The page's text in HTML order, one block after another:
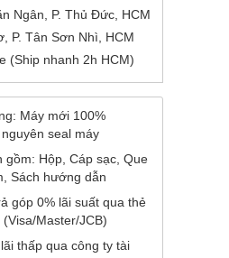
Ngân, P. Thủ Đức, HCM
P. Tân Sơn Nhì, HCM
(Ship nhanh 2h HCM)
Máy mới 100%
seal máy
gồm: Hộp, Cáp sạc, Que
Sách hướng dẫn
góp 0% lãi suất qua thẻ
Master/JCB)
thấp qua công ty tài